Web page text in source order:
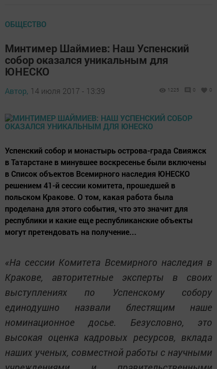
ОБЩЕСТВО
Минтимер Шаймиев: Наш Успенский
собор оказался уникальным для
ЮНЕСКО
Автор, 14 июля 2017 - 13:39 1225 0 0
Успенский собор и монастырь острова-града Свияжск
в Татарстане в минувшее воскресенье были включены
в Список объектов Всемирного наследия ЮНЕСКО
решением 41-й сессии комитета, прошедшей в
польском Кракове. О том, какая работа была
проделана для этого события, что это значит для
республики и какие еще республиканские объекты
могут претендовать на получение...
«На сессии Комитета Всемирного наследия в
Кракове, авторитетные эксперты в своих
выступлениях по Успенскому собору
единодушно назвали блестящим наше
номинационное досье. Безусловно, это
высокая оценка кадровых ресурсов, вклада
наших ученых, совместной работы с научными